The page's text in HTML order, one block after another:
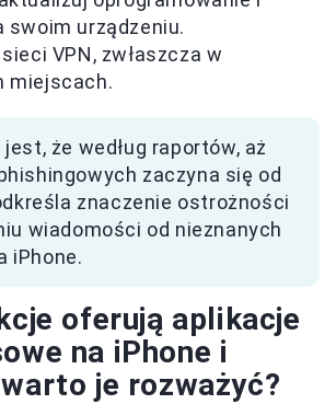
swoim urządzeniu.
VPN, zwłaszcza w
miejscach.
że według raportów, aż
zaczyna się od
znaczenie ostrożności
wiadomości od nieznanych
iPhone.
oferują aplikacje
na iPhone i
je rozważyć?